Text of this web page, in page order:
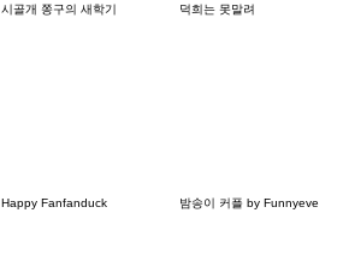
시골개 쫑구의 새학기 덕희는 못말려
Happy Fanfanduck 밤송이 커플 by Funnyeve